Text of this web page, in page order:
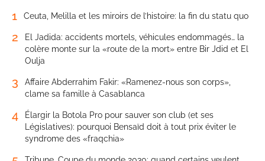
1 Ceuta, Melilla et les miroirs de l’histoire: la fin du statu quo
2
El Jadida: accidents mortels, véhicules endommagés… la
colère monte sur la «route de la mort» entre Bir Jdid et El
Oulja
3
Affaire Abderrahim Fakir: «Ramenez-nous son corps»,
clame sa famille à Casablanca
4
Élargir la Botola Pro pour sauver son club (et ses
Législatives): pourquoi Bensaïd doit à tout prix éviter le
syndrome des «fraqchia»